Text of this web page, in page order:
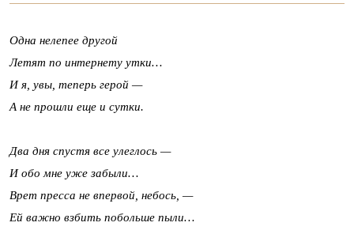
Одна нелепее другой
Летят по интернету утки…
И я, увы, теперь герой —
А не прошли еще и сутки.
Два дня спустя все улеглось —
И обо мне уже забыли…
Врет пресса не впервой, небось, —
Ей важно взбить побольше пыли…